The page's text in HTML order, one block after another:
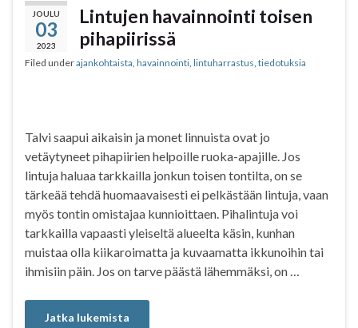
b
o
o
k
A
p
p
e
JOULU
03
2023
Lintujen havainnointi toisen
pihapiirissä
Filed underajankohtaista, havainnointi, lintuharrastus, tiedotuksia
Talvi saapui aikaisin ja monet linnuista ovat jo
vetäytyneet pihapiirien helpoille ruoka-apajille. Jos
lintuja haluaa tarkkailla jonkun toisen tontilta, on se
tärkeää tehdä huomaavaisesti ei pelkästään lintuja, vaan
myös tontin omistajaa kunnioittaen. Pihalintuja voi
tarkkailla vapaasti yleiseltä alueelta käsin, kunhan
muistaa olla kiikaroimatta ja kuvaamatta ikkunoihin tai
ihmisiin päin. Jos on tarve päästä lähemmäksi, on …
Jatka lukemista